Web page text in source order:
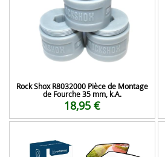
Rock Shox R8032000 Pièce de Montage
de Fourche 35 mm, k.A.
18,95 €